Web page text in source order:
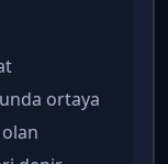
ortaya